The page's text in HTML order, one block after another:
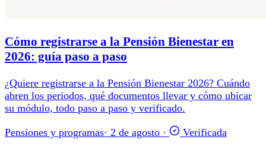
Cómo registrarse a la Pensión Bienestar en
2026: guía paso a paso
¿Quiere registrarse a la Pensión Bienestar 2026? Cuándo
abren los periodos, qué documentos llevar y cómo ubicar
su módulo, todo paso a paso y verificado.
Pensiones y programas· 2 de agosto · Verificada